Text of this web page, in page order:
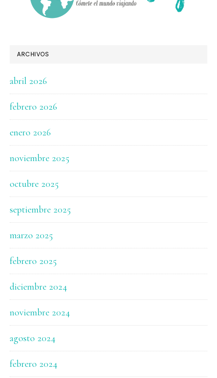
ARCHIVOS
abril 2026
febrero 2026
enero 2026
noviembre 2025
octubre 2025
septiembre 2025
marzo 2025
febrero 2025
diciembre 2024
noviembre 2024
agosto 2024
febrero 2024